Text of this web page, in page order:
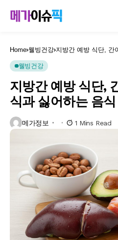
Home 웰빙건강 지방간 예방 식단, 간
웰빙건강
지방간 예방 식단,
식과 싫어하는 음식
메가정보 1 Mins Read